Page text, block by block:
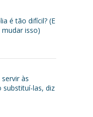
é tão difícil? (E
isso)
às
las, diz